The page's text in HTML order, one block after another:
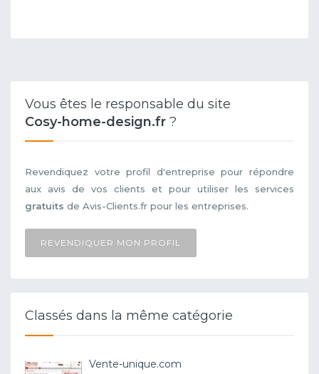
Vous êtes le responsable du site
Cosy-home-design.fr ?
Revendiquez votre profil d'entreprise pour répondre
aux avis de vos clients et pour utiliser les services
gratuits de Avis-Clients.fr pour les entreprises.
REVENDIQUER MON PROFIL
Classés dans la même catégorie
Vente-unique.com